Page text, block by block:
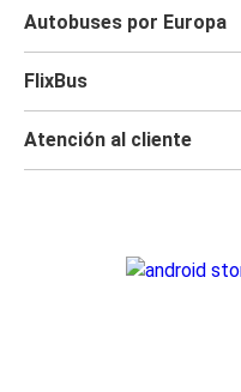
Autobuses por Europa
FlixBus
Atención al cliente